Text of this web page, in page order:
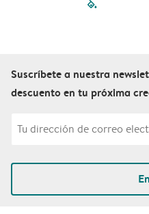
filled-
Suscríbete a nuestra
descuento en tu próxima